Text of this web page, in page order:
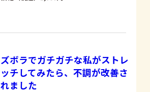
ズボラでガチガチな私がストレ
ッチしてみたら、不調が改善さ
れました